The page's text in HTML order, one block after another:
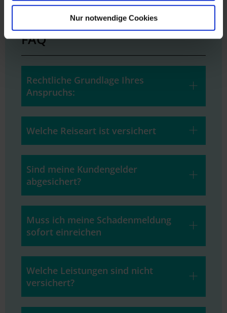
Nur notwendige Cookies
FAQ
Rechtliche Grundlage Ihres
Anspruchs:
Welche Reiseart ist versichert
Sind meine Kundengelder
abgesichert?
Muss ich meine Schadenmeldung
sofort einreichen
Welche Leistungen sind nicht
versichert?